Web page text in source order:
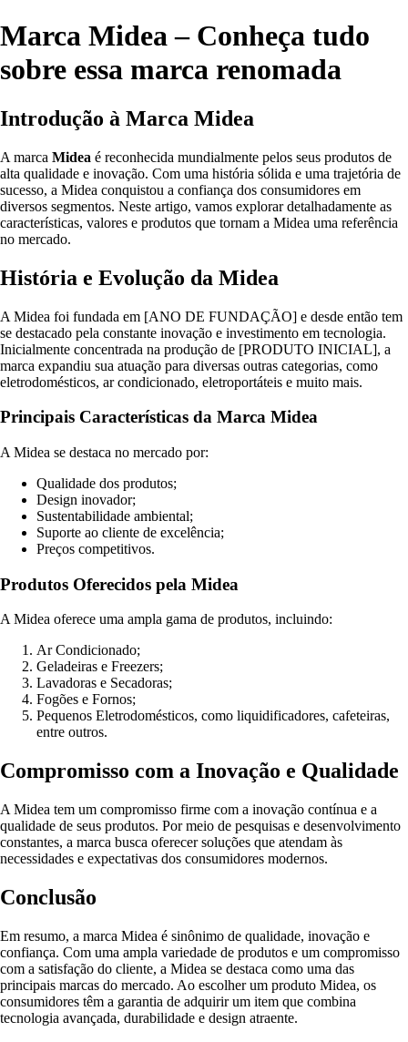
Marca Midea – Conheça tudo
sobre essa marca renomada
Introdução à Marca Midea
A marca Midea é reconhecida mundialmente pelos seus produtos de
alta qualidade e inovação. Com uma história sólida e uma trajetória de
sucesso, a Midea conquistou a confiança dos consumidores em
diversos segmentos. Neste artigo, vamos explorar detalhadamente as
características, valores e produtos que tornam a Midea uma referência
no mercado.
História e Evolução da Midea
A Midea foi fundada em [ANO DE FUNDAÇÃO] e desde então tem
se destacado pela constante inovação e investimento em tecnologia.
Inicialmente concentrada na produção de [PRODUTO INICIAL], a
marca expandiu sua atuação para diversas outras categorias, como
eletrodomésticos, ar condicionado, eletroportáteis e muito mais.
Principais Características da Marca Midea
A Midea se destaca no mercado por:
Qualidade dos produtos;
Design inovador;
Sustentabilidade ambiental;
Suporte ao cliente de excelência;
Preços competitivos.
Produtos Oferecidos pela Midea
A Midea oferece uma ampla gama de produtos, incluindo:
Ar Condicionado;
Geladeiras e Freezers;
Lavadoras e Secadoras;
Fogões e Fornos;
Pequenos Eletrodomésticos, como liquidificadores, cafeteiras,
entre outros.
Compromisso com a Inovação e Qualidade
A Midea tem um compromisso firme com a inovação contínua e a
qualidade de seus produtos. Por meio de pesquisas e desenvolvimento
constantes, a marca busca oferecer soluções que atendam às
necessidades e expectativas dos consumidores modernos.
Conclusão
Em resumo, a marca Midea é sinônimo de qualidade, inovação e
confiança. Com uma ampla variedade de produtos e um compromisso
com a satisfação do cliente, a Midea se destaca como uma das
principais marcas do mercado. Ao escolher um produto Midea, os
consumidores têm a garantia de adquirir um item que combina
tecnologia avançada, durabilidade e design atraente.